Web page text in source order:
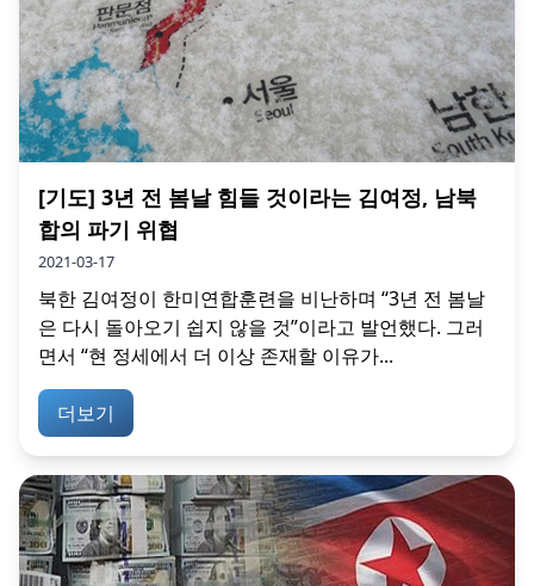
[기도] 3년 전 봄날 힘들 것이라는 김여정, 남북
합의 파기 위협
2021-03-17
북한 김여정이 한미연합훈련을 비난하며 “3년 전 봄날
은 다시 돌아오기 쉽지 않을 것”이라고 발언했다. 그러
면서 “현 정세에서 더 이상 존재할 이유가...
더보기